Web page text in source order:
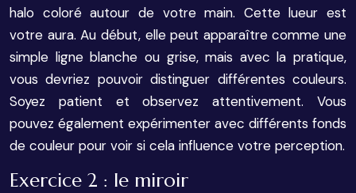
halo coloré autour de votre main. Cette lueur est
votre aura. Au début, elle peut apparaître comme une
simple ligne blanche ou grise, mais avec la pratique,
vous devriez pouvoir distinguer différentes couleurs.
Soyez patient et observez attentivement. Vous
pouvez également expérimenter avec différents fonds
de couleur pour voir si cela influence votre perception.
Exercice 2 : le miroir